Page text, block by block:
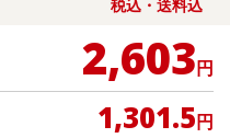
税込・送料込
2,603円
1,301.5円